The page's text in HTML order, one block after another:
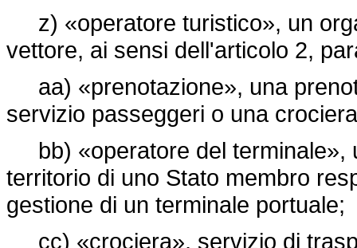
z) «operatore turistico», un
vettore, ai sensi dell'articolo 2,
aa) «prenotazione», una
servizio passeggeri o una
bb) «operatore del terminale»,
territorio di uno Stato membro
gestione di un terminale portuale;
cc) «crociera», servizio di